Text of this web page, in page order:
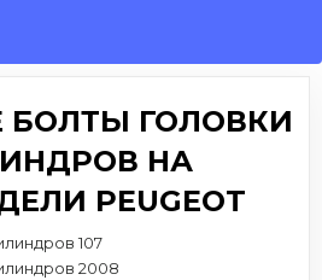
БОЛТЫ ГОЛОВКИ
НА
PEUGEOT
107
2008